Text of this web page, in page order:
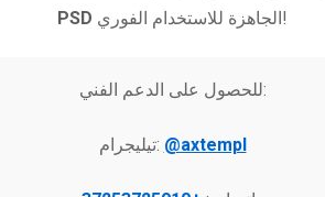
PSD
الجاهزة للاستخدام الفوري!
للحصول على الدعم الفني:
تيليجرام: @axtempl